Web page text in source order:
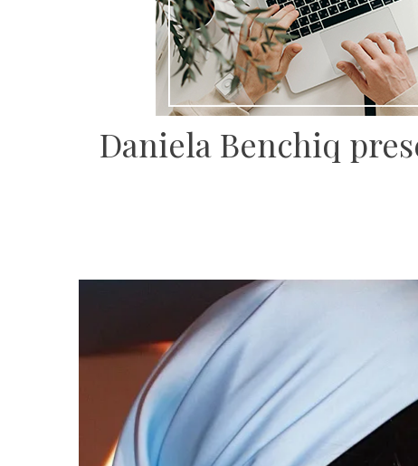
Daniela Benchiq